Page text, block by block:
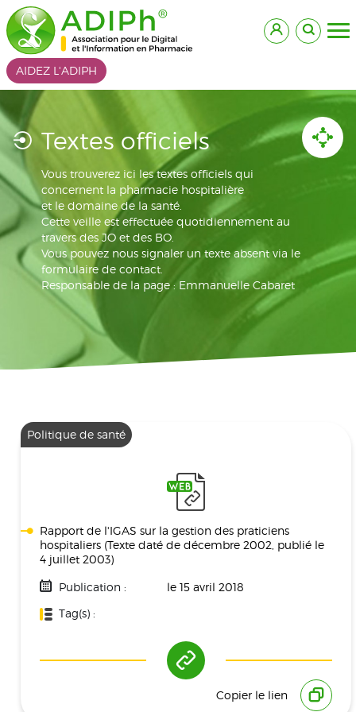
AIDEZ L'ADIPH
Textes officiels
Vous trouverez ici les textes officiels qui
concernent la pharmacie hospitalière
et le domaine de la santé.
Cette veille est effectuée quotidiennement au
travers des JO et des BO.
Vous pouvez nous signaler un texte absent via le
formulaire de contact.
Responsable de la page : Emmanuelle Cabaret
Politique de santé
Rapport de l'IGAS sur la gestion des praticiens
hospitaliers (Texte daté de décembre 2002, publié le
4 juillet 2003)
Publication :
le 15 avril 2018
Tag(s) :
Copier le lien